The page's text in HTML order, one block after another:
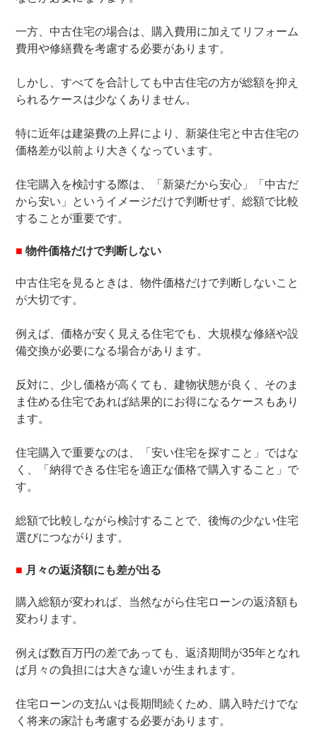
一方、中古住宅の場合は、購入費用に加えてリフォーム
費用や修繕費を考慮する必要があります。
しかし、すべてを合計しても中古住宅の方が総額を抑え
られるケースは少なくありません。
特に近年は建築費の上昇により、新築住宅と中古住宅の
価格差が以前より大きくなっています。
住宅購入を検討する際は、「新築だから安心」「中古だ
から安い」というイメージだけで判断せず、総額で比較
することが重要です。
■ 物件価格だけで判断しない
中古住宅を見るときは、物件価格だけで判断しないこと
が大切です。
例えば、価格が安く見える住宅でも、大規模な修繕や設
備交換が必要になる場合があります。
反対に、少し価格が高くても、建物状態が良く、そのま
ま住める住宅であれば結果的にお得になるケースもあり
ます。
住宅購入で重要なのは、「安い住宅を探すこと」ではな
く、「納得できる住宅を適正な価格で購入すること」で
す。
総額で比較しながら検討することで、後悔の少ない住宅
選びにつながります。
■ 月々の返済額にも差が出る
購入総額が変われば、当然ながら住宅ローンの返済額も
変わります。
例えば数百万円の差であっても、返済期間が35年となれ
ば月々の負担には大きな違いが生まれます。
住宅ローンの支払いは長期間続くため、購入時だけでな
く将来の家計も考慮する必要があります。